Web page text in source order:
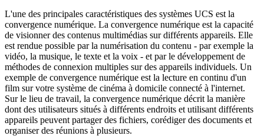
L'une des principales caractéristiques des systèmes UCS est la
convergence numérique. La convergence numérique est la capacité
de visionner des contenus multimédias sur différents appareils. Elle
est rendue possible par la numérisation du contenu - par exemple la
vidéo, la musique, le texte et la voix - et par le développement de
méthodes de connexion multiples sur des appareils individuels. Un
exemple de convergence numérique est la lecture en continu d'un
film sur votre système de cinéma à domicile connecté à l'internet.
Sur le lieu de travail, la convergence numérique décrit la manière
dont des utilisateurs situés à différents endroits et utilisant différents
appareils peuvent partager des fichiers, corédiger des documents et
organiser des réunions à plusieurs.